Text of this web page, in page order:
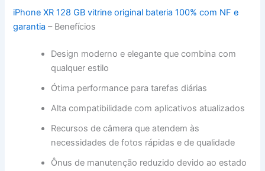
iPhone XR 128 GB vitrine original bateria 100% com NF e
garantia – Benefícios
Design moderno e elegante que combina com
qualquer estilo
Ótima performance para tarefas diárias
Alta compatibilidade com aplicativos atualizados
Recursos de câmera que atendem às
necessidades de fotos rápidas e de qualidade
Ônus de manutenção reduzido devido ao estado